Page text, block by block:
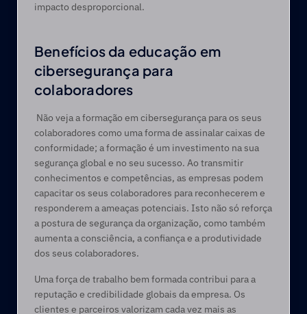
impacto desproporcional.
Benefícios da educação em
cibersegurança para
colaboradores
colaboradores como uma forma de assinalar caixas de
conformidade; a formação é um investimento na sua
segurança global e no seu sucesso. Ao transmitir
conhecimentos e competências, as empresas podem
capacitar os seus colaboradores para reconhecerem e
responderem a ameaças potenciais. Isto não só reforça
a postura de segurança da organização, como também
aumenta a consciência, a confiança e a produtividade
dos seus colaboradores.
Uma força de trabalho bem formada contribui para a
reputação e credibilidade globais da empresa. Os
clientes e parceiros valorizam cada vez mais as